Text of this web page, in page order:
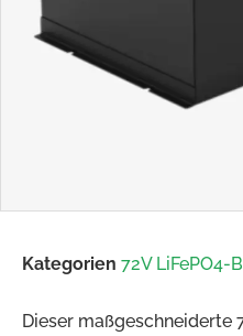
Kategorien 72V LiFePO4-
Dieser